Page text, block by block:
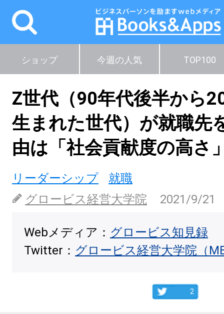
ショップ 今週の人気 TOP100
Z世代（90年代後半から
生まれた世代）が就職先
由は「社会貢献度の高さ
リーダーシップ
就職
グロービス経営大学院
2021/9/21
Webメディア： グロービス知見録
Twitter： グロービス経営大学院（
2